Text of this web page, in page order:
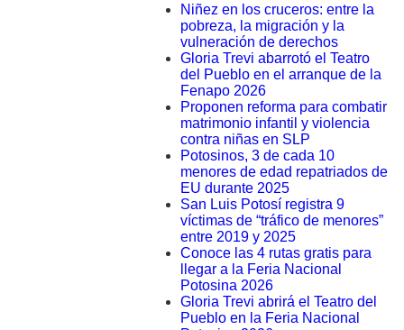
Niñez en los cruceros: entre la
pobreza, la migración y la
vulneración de derechos
Gloria Trevi abarrotó el Teatro
del Pueblo en el arranque de la
Fenapo 2026
Proponen reforma para combatir
matrimonio infantil y violencia
contra niñas en SLP
Potosinos, 3 de cada 10
menores de edad repatriados de
EU durante 2025
San Luis Potosí registra 9
víctimas de “tráfico de menores”
entre 2019 y 2025
Conoce las 4 rutas gratis para
llegar a la Feria Nacional
Potosina 2026
Gloria Trevi abrirá el Teatro del
Pueblo en la Feria Nacional